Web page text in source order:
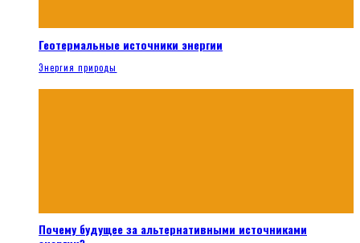
Геотермальные источники энергии
Энергия природы
Почему будущее за альтернативными источниками